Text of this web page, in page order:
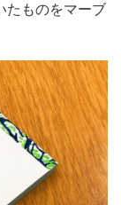
たものをマーブ